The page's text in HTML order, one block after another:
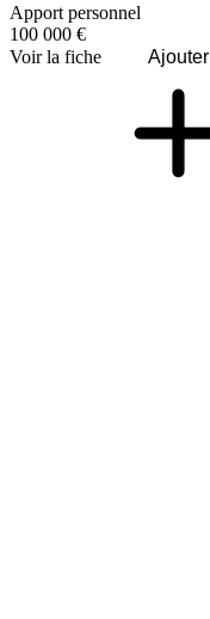
Apport personnel
100 000 €
Voir la fiche
Ajouter